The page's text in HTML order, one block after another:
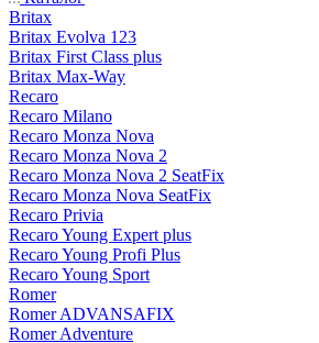
Britax
Britax Evolva 123
Britax First Class plus
Britax Max-Way
Recaro
Recaro Milano
Recaro Monza Nova
Recaro Monza Nova 2
Recaro Monza Nova 2 SeatFix
Recaro Monza Nova SeatFix
Recaro Privia
Recaro Young Expert plus
Recaro Young Profi Plus
Recaro Young Sport
Romer
Romer ADVANSAFIX
Romer Adventure